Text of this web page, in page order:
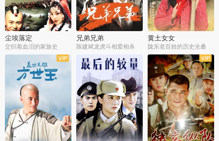
尘埃落定
交织着血泪的家族史
兄弟兄弟
陈建斌龙虎斗相爱相杀
黄土女女
陇东老百姓的历史沧桑
全36集
全28集 全44集